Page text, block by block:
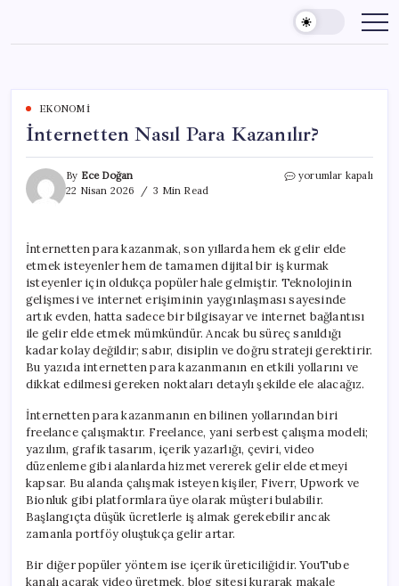
content
EKONOMI
İnternetten Nasıl Para Kazanılır?
By Ece Doğan
22 Nisan 2026
3 Min Read
İnternetten
yorumlar kapalı
İnternetten para kazanmak, son yıllarda hem ek gelir elde
etmek isteyenler hem de tamamen dijital bir iş kurmak
isteyenler için oldukça popüler hale gelmiştir. Teknolojinin
gelişmesi ve internet erişiminin yaygınlaşması sayesinde
artık evden, hatta sadece bir bilgisayar ve internet bağlantısı
ile gelir elde etmek mümkündür. Ancak bu süreç sanıldığı
kadar kolay değildir; sabır, disiplin ve doğru strateji gerektirir.
Bu yazıda internetten para kazanmanın en etkili yollarını ve
dikkat edilmesi gereken noktaları detaylı şekilde ele alacağız.
İnternetten para kazanmanın en bilinen yollarından biri
freelance çalışmaktır. Freelance, yani serbest çalışma modeli;
yazılım, grafik tasarım, içerik yazarlığı, çeviri, video
düzenleme gibi alanlarda hizmet vererek gelir elde etmeyi
kapsar. Bu alanda çalışmak isteyen kişiler, Fiverr, Upwork ve
Bionluk gibi platformlara üye olarak müşteri bulabilir.
Başlangıçta düşük ücretlerle iş almak gerekebilir ancak
zamanla portföy oluştukça gelir artar.
Bir diğer popüler yöntem ise içerik üreticiliğidir. YouTube
kanalı açarak video üretmek, blog sitesi kurarak makale